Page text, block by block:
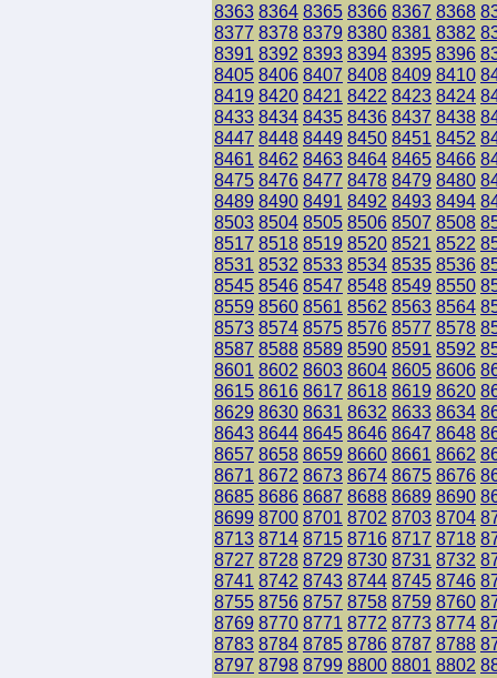
8363 8364 8365 8366 8367 8368
8377 8378 8379 8380 8381 8382
8391 8392 8393 8394 8395 8396
8405 8406 8407 8408 8409 8410
8419 8420 8421 8422 8423 8424
8433 8434 8435 8436 8437 8438
8447 8448 8449 8450 8451 8452
8461 8462 8463 8464 8465 8466
8475 8476 8477 8478 8479 8480
8489 8490 8491 8492 8493 8494
8503 8504 8505 8506 8507 8508
8517 8518 8519 8520 8521 8522
8531 8532 8533 8534 8535 8536
8545 8546 8547 8548 8549 8550
8559 8560 8561 8562 8563 8564
8573 8574 8575 8576 8577 8578
8587 8588 8589 8590 8591 8592
8601 8602 8603 8604 8605 8606
8615 8616 8617 8618 8619 8620
8629 8630 8631 8632 8633 8634
8643 8644 8645 8646 8647 8648
8657 8658 8659 8660 8661 8662
8671 8672 8673 8674 8675 8676
8685 8686 8687 8688 8689 8690
8699 8700 8701 8702 8703 8704
8713 8714 8715 8716 8717 8718
8727 8728 8729 8730 8731 8732
8741 8742 8743 8744 8745 8746
8755 8756 8757 8758 8759 8760
8769 8770 8771 8772 8773 8774
8783 8784 8785 8786 8787 8788
8797 8798 8799 8800 8801 8802